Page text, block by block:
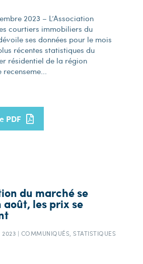
2023 – L’Association
courtiers immobiliers du
ses données pour le mois
récentes statistiques du
résidentiel de la région
PDF
du marché se
les prix se
2023 | COMMUNIQUÉS, STATISTIQUES